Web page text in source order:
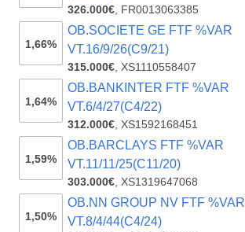
326.000€, FR0013063385
1,66%
OB.SOCIETE GE FTF %VAR
VT.16/9/26(C9/21)
315.000€,XS1110558407
1,64%
OB.BANKINTER FTF %VAR
VT.6/4/27(C4/22)
312.000€,XS1592168451
1,59%
OB.BARCLAYS FTF %VAR
VT.11/11/25(C11/20)
303.000€,XS1319647068
1,50%
OB.NN GROUP NV FTF %VAR
VT.8/4/44(C4/24)